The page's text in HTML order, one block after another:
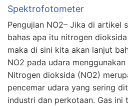
Spektrofotometer
Pengujian NO2– Jika di artikel
bahas apa itu nitrogen
maka di sini kita akan lanjut
NO2 pada udara
Nitrogen dioksida (NO2)
pencemar udara yang sering
industri dan perkotaan. Gas ini